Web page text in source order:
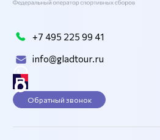
+7 495 225 99 41
info@gladtour.ru
Обратный звонок